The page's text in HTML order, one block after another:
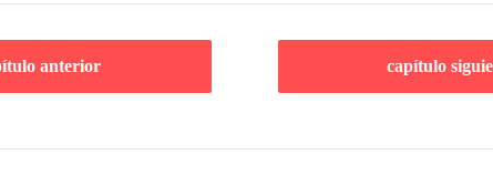
anterior capítulo